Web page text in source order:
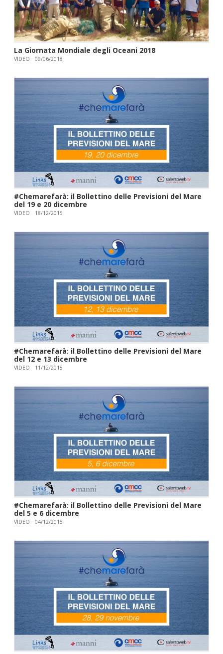
La Giornata Mondiale degli Oceani 2018
VIDEO 09/06/2018
#Chemarefarà: il Bollettino delle Previsioni del Mare
del 19 e 20 dicembre
VIDEO 18/12/2015
#Chemarefarà: il Bollettino delle Previsioni del Mare
del 12 e 13 dicembre
VIDEO 11/12/2015
#Chemarefarà: il Bollettino delle Previsioni del Mare
del 5 e 6 dicembre
VIDEO 04/12/2015